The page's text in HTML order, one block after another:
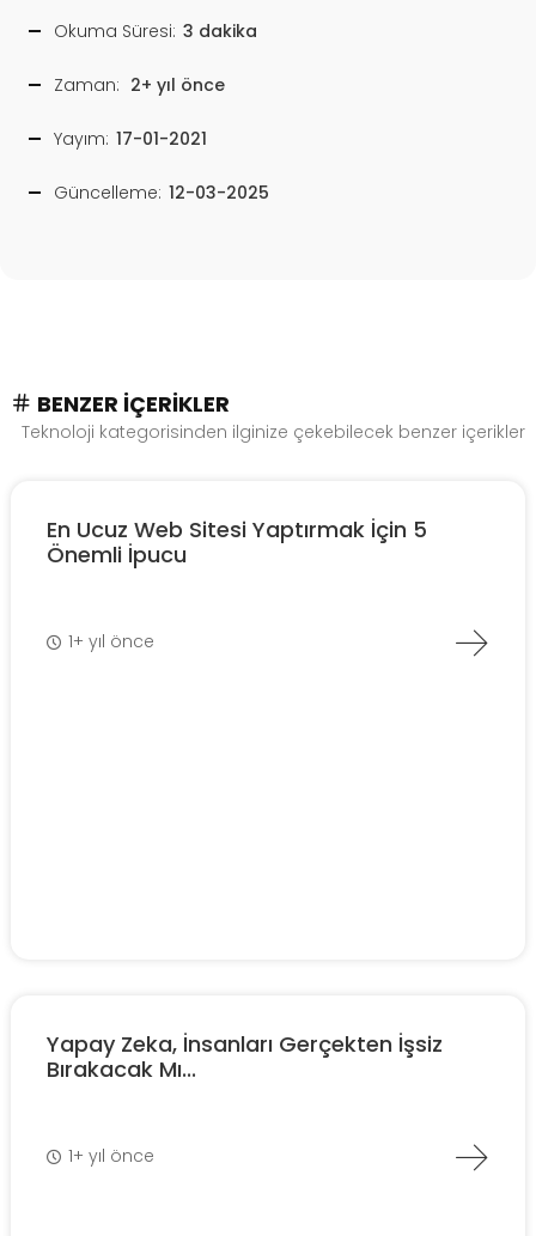
Okuma Süresi: 3 dakika
Zaman: 2+ yıl önce
Yayım: 17-01-2021
Güncelleme: 12-03-2025
BENZER İÇERIKLER
Teknoloji kategorisinden ilginize çekebilecek benzer içerikler
En Ucuz Web Sitesi Yaptırmak İçin 5
Önemli İpucu
1+ yıl önce
Yapay Zeka, İnsanları Gerçekten İşsiz
Bırakacak Mı...
1+ yıl önce